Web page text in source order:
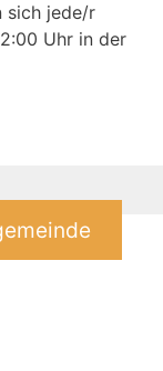
sich jede/r
Uhr in der